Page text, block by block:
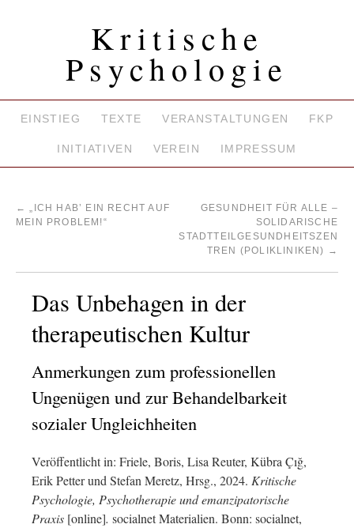
Kritische
Psychologie
EINSTIEG TEXTE VERANSTALTUNGEN FKP
INITIATIVEN VEREIN IMPRESSUM
← „ICH HAB’ EIN RECHT AUF
MEIN PROBLEM!“
GESUNDHEIT FÜR ALLE –
SOLIDARISCHE
STADTTEILGESUNDHEITSZEN
TREN (POLIKLINIKEN) →
Das Unbehagen in der
therapeutischen Kultur
Anmerkungen zum professionellen
Ungenügen und zur Behandelbarkeit
sozialer Ungleichheiten
Veröffentlicht in: Friele, Boris, Lisa Reuter, Kübra Çığ,
Erik Petter und Stefan Meretz, Hrsg., 2024. Kritische
Psychologie, Psychotherapie und emanzipatorische
Praxis [online]. socialnet Materialien. Bonn: socialnet,